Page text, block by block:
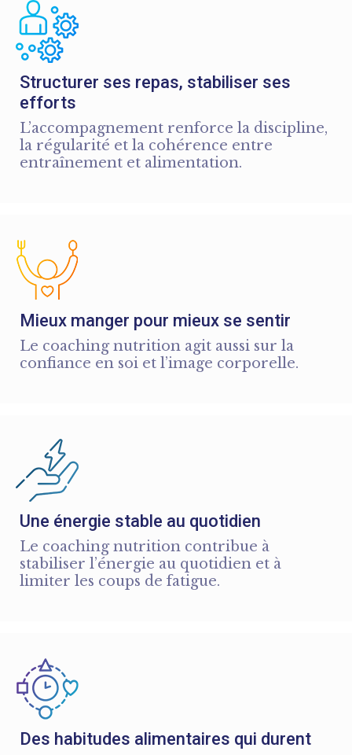
Structurer ses repas, stabiliser ses
efforts
L’accompagnement renforce la discipline,
la régularité et la cohérence entre
entraînement et alimentation.
Mieux manger pour mieux se sentir
Le coaching nutrition agit aussi sur la
confiance en soi et l’image corporelle.
Une énergie stable au quotidien
Le coaching nutrition contribue à
stabiliser l’énergie au quotidien et à
limiter les coups de fatigue.
Des habitudes alimentaires qui durent